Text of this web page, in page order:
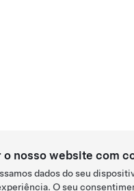
nosso website com
dados do seu
O seu